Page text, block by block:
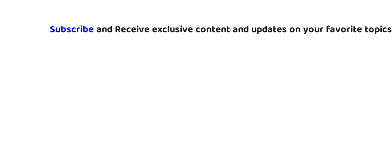
Subscribeand Receive exclusive content and updates on your favorite topics